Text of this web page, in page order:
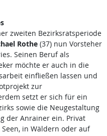
zweiten Bezirksratsperiode
Rothe(37) nun Vorsteher
Seinen Beruf als
möchte er auch in die
einfließen lassen und
zur
setzt er sich für ein
sowie die Neugestaltung
der Anrainer ein. Privat
in Wäldern oder auf